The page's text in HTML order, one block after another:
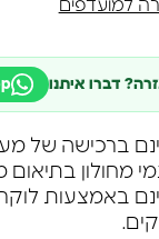
למועדפים
דברו איתנו
של מעל 350 ש"ח עד 10 ימי
מחולון